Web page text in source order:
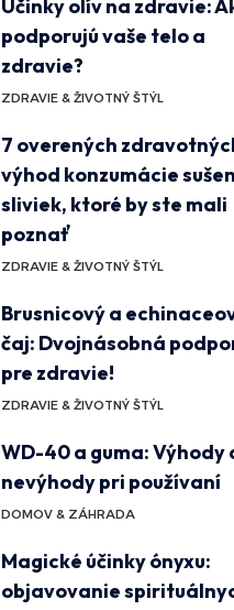
Účinky olív na zdravie:
podporujú vaše telo a
zdravie?
ZDRAVIE & ŽIVOTNÝ ŠTÝL
7 overených
výhod konzumácie
sliviek, ktoré by ste mali
poznať
ZDRAVIE & ŽIVOTNÝ ŠTÝL
Brusnicový a
čaj: Dvojnásobná
pre zdravie!
ZDRAVIE & ŽIVOTNÝ ŠTÝL
WD-40 a guma: Výhody
nevýhody pri používaní
DOMOV & ZÁHRADA
Magické účinky ónyxu:
objavovanie